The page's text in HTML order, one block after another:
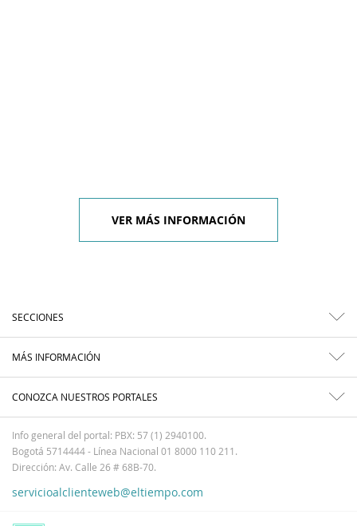
VER MÁS INFORMACIÓN
SECCIONES
MÁS INFORMACIÓN
CONOZCA NUESTROS PORTALES
Info general del portal: PBX: 57 (1) 2940100.
Bogotá 5714444 - Línea Nacional 01 8000 110 211.
Dirección: Av. Calle 26 # 68B-70.
servicioalclienteweb@eltiempo.com